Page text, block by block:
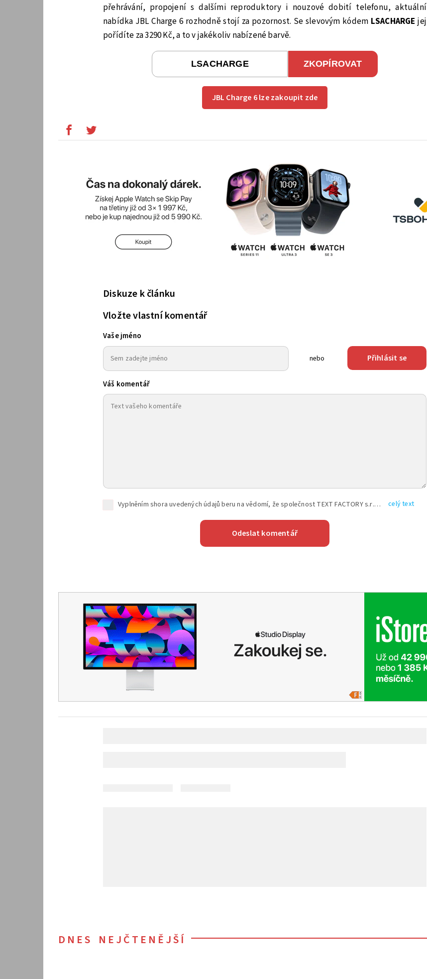
přehrávání, propojení s dalšími reproduktory i nouzové dobití telefonu, aktuální
nabídka JBL Charge 6 rozhodně stojí za pozornost. Se slevovým kódem LSACHARGE jej
pořídíte za 3290 Kč, a to v jakékoliv nabízené barvě.
ZKOPÍROVAT
JBL Charge 6 lze zakoupit zde
Diskuze k článku
Vložte vlastní komentář
Vaše jméno
nebo Přihlásit se
Váš komentář
Vyplněním shora uvedených údajů beru na vědomí, že společnost TEXT FACTORY s.r.o., sídlem Brno, Durďákova 336/29, Černá Pole, PSČ: 613 00, IČ: 06157831, zapsané u Krajského soudu v Brně, oddíl C, vložka 100399, bude zpracovávat mé osobní údaje uvedené v rámci mnou vyplněného registračního formuláře na základě oprávněných zájmů TEXT FACTORY s.r.o. dle čl. 6 odst. 1 písm. f) GDPR a pro splnění právních povinností (čl. 6 odst. 1 písm. c) GDPR), a to pro tyto účely: nezbytnost zajistit oprávnění návštěvníka webových stránek provozovaných společností TEXT FACTORY s.r.o. přispívat aktivně ke zveřejněným článkům nebo v rámci diskusních fór a výkon práv TEXT FACTORY s.r.o. jako administrátora těchto diskusních fór. Více informací o zpracování osobních údajů a právech lze nalézt v celý text
DNES NEJČTENĚJŠÍ